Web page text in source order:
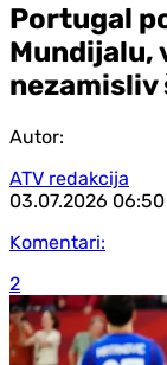
Portugal
Mundijalu,
nezamisliv
Autor:
ATV redakcija
03.07.2026 06:50
Komentari:
2